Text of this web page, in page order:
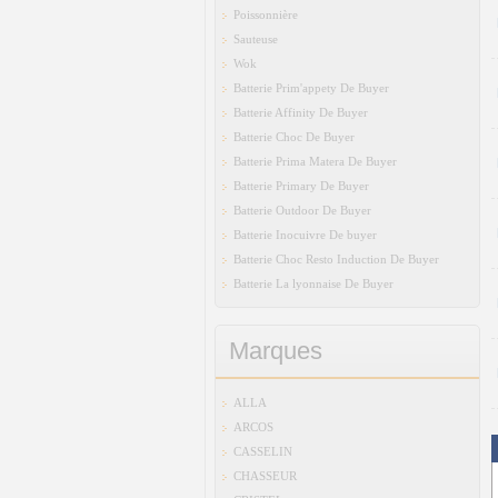
Poissonnière
Sauteuse
Wok
Batterie Prim'appety De Buyer
Batterie Affinity De Buyer
Batterie Choc De Buyer
Batterie Prima Matera De Buyer
Batterie Primary De Buyer
Batterie Outdoor De Buyer
Batterie Inocuivre De buyer
Batterie Choc Resto Induction De Buyer
Batterie La lyonnaise De Buyer
Marques
ALLA
ARCOS
CASSELIN
CHASSEUR